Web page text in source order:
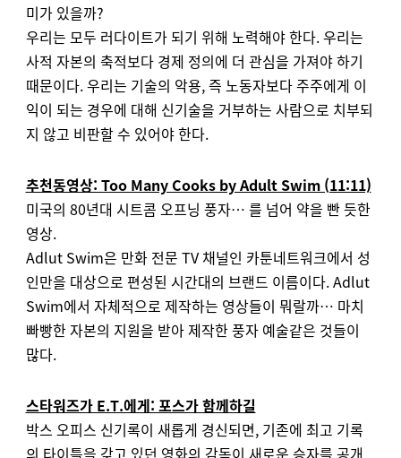
미가 있을까?
우리는 모두 러다이트가 되기 위해 노력해야 한다. 우리는
사적 자본의 축적보다 경제 정의에 더 관심을 가져야 하기
때문이다. 우리는 기술의 악용, 즉 노동자보다 주주에게 이
익이 되는 경우에 대해 신기술을 거부하는 사람으로 치부되
지 않고 비판할 수 있어야 한다.
추천동영상: Too Many Cooks by Adult Swim (11:11)
미국의 80년대 시트콤 오프닝 풍자… 를 넘어 약을 빤 듯한
영상.
Adlut Swim은 만화 전문 TV 채널인 카툰네트워크에서 성
인만을 대상으로 편성된 시간대의 브랜드 이름이다. Adlut
Swim에서 자체적으로 제작하는 영상들이 뭐랄까… 마치
빠빵한 자본의 지원을 받아 제작한 풍자 예술같은 것들이
많다.
스타워즈가 E.T.에게: 포스가 함께하길
박스 오피스 신기록이 새롭게 경신되면, 기존에 최고 기록
의 타이틀을 갖고 있던 영화의 감독이 새로운 승자를 공개